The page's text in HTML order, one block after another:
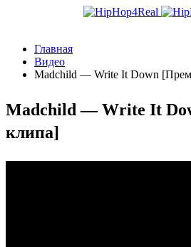
Главная
Видео
Madchild — Write It Down
Madchild — Write It
клипа]